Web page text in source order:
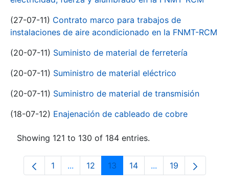
(27-07-11) Contrato marco para trabajos de
instalaciones de aire acondicionado en la FNMT-RCM
(20-07-11) Suministo de material de ferretería
(20-07-11) Suministro de material eléctrico
(20-07-11) Suministro de material de transmisión
(18-07-12) Enajenación de cableado de cobre
Showing 121 to 130 of 184 entries.
Page
1 ...Intermediate Pages Use TAB to navigate.
Page
12 Page
13 Page
14 ...Intermediate
Page
19